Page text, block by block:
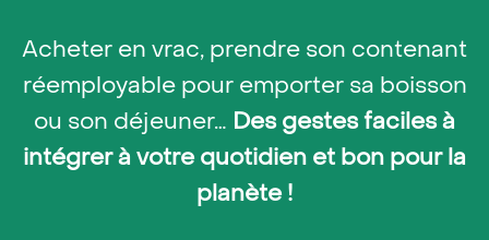
Acheter en vrac, prendre son contenant
réemployable pour emporter sa boisson
ou son déjeuner… Des gestes faciles à
intégrer à votre quotidien et bon pour la
planète !